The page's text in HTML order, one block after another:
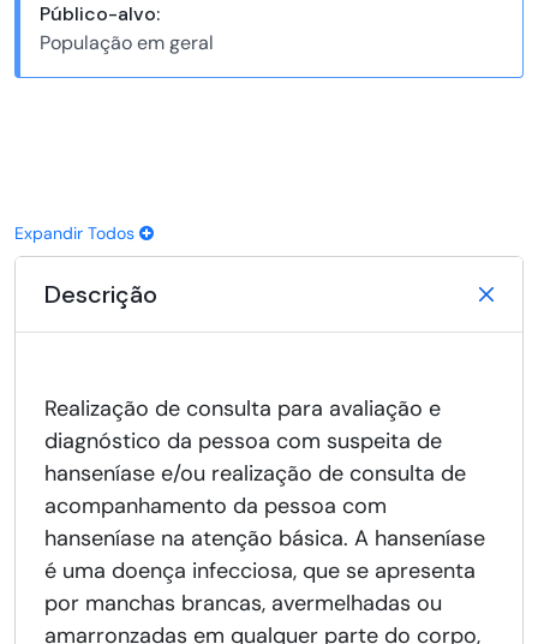
Público-alvo:
População em geral
Expandir Todos
Descrição
Realização de consulta para avaliação e
diagnóstico da pessoa com suspeita de
hanseníase e/ou realização de consulta de
acompanhamento da pessoa com
hanseníase na atenção básica. A hanseníase
é uma doença infecciosa, que se apresenta
por manchas brancas, avermelhadas ou
amarronzadas em qualquer parte do corpo,